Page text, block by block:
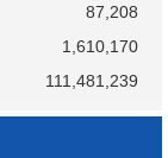
87,208
1,610,170
111,481,239